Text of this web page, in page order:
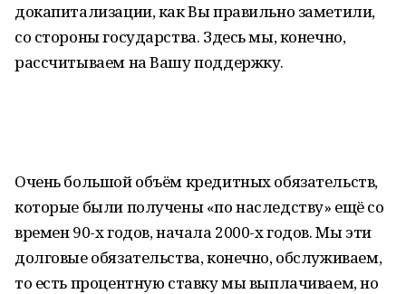
докапитализации, как Вы правильно заметили,
со стороны государства. Здесь мы, конечно,
рассчитываем на Вашу поддержку.
Очень большой объём кредитных обязательств,
которые были получены «по наследству» ещё со
времен 90-х годов, начала 2000-х годов. Мы эти
долговые обязательства, конечно, обслуживаем,
то есть процентную ставку мы выплачиваем, но